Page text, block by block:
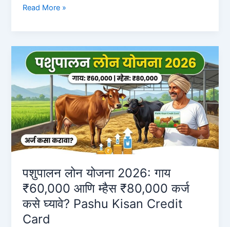
बँक
लोन
2026:
आता
ग्राहकांना
त्वरित
मिळणार
₹1
लाखांपर्यंतचे
कर्ज!
ऑनलाईन
अर्ज
करण्याची
सोपी
Read More »
पशुपालन लोन योजना 2026: गाय
₹60,000 आणि म्हैस ₹80,000 कर्ज
कसे घ्यावे? Pashu Kisan Credit
Card